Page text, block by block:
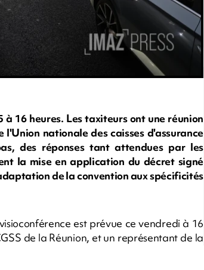
16 heures. Les taxiteurs ont une réunion
l'Union nationale des caisses d'assurance
des réponses tant attendues par les
la mise en application du décret signé
de la convention aux spécificités
est prévue ce vendredi à 16
de la Réunion, et un représentant de la